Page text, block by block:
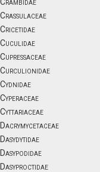
Crassulaceae
Cricetidae
Cuculidae
Cupressaceae
Curculionidae
Cydnidae
Cyperaceae
Cyttariaceae
Dacrymycetaceae
Dasydytidae
Dasypodidae
Dasyproctidae